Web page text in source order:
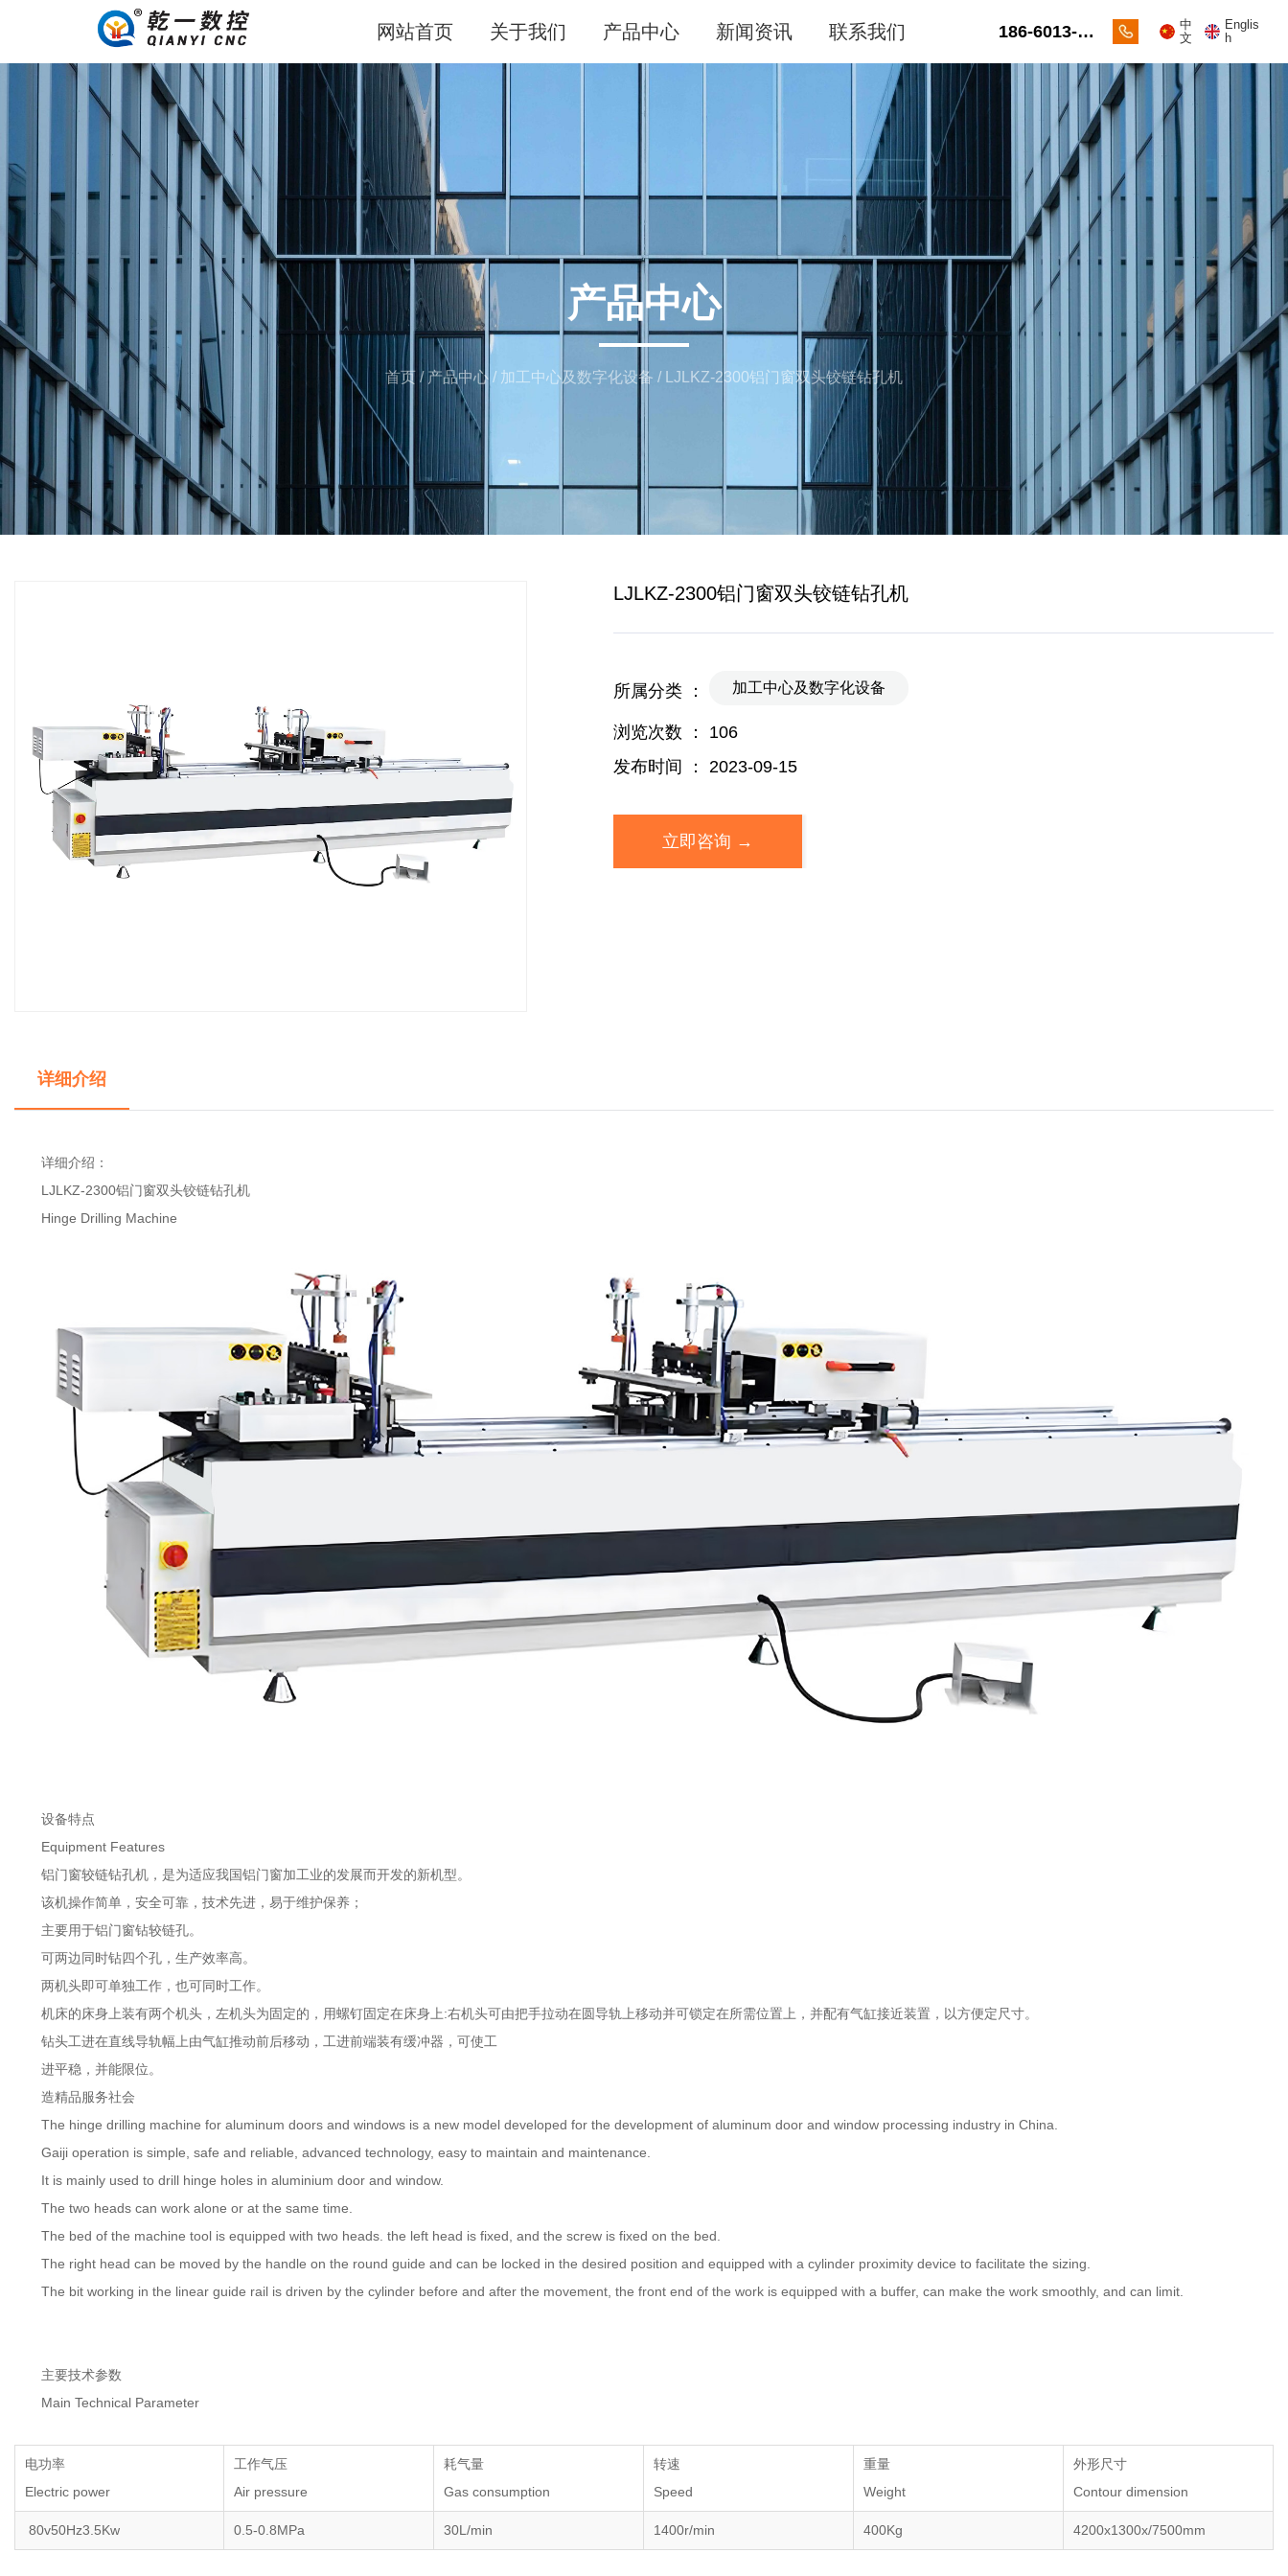
网站首页 关于我们 产品中心 新闻资讯 联系我们
186-6013-
2088
中
文
Englis
h
产品中心
首页 / 产品中心 / 加工中心及数字化设备 / LJLKZ-2300铝门窗双头铰链钻孔机
LJLKZ-2300铝门窗双头铰链钻孔机
所属分类 ： 加工中心及数字化设备
浏览次数 ： 106
发布时间 ： 2023-09-15
立即咨询 →
详细介绍
详细介绍：
LJLKZ-2300铝门窗双头铰链钻孔机
Hinge Drilling Machine
设备特点
Equipment Features
铝门窗较链钻孔机，是为适应我国铝门窗加工业的发展而开发的新机型。
该机操作简单，安全可靠，技术先进，易于维护保养；
主要用于铝门窗钻较链孔。
可两边同时钻四个孔，生产效率高。
两机头即可单独工作，也可同时工作。
机床的床身上装有两个机头，左机头为固定的，用螺钉固定在床身上:右机头可由把手拉动在圆导轨上移动并可锁定在所需位置上，并配有气缸接近装置，以方便定尺寸。
钻头工进在直线导轨幅上由气缸推动前后移动，工进前端装有缓冲器，可使工
进平稳，并能限位。
造精品服务社会
The hinge drilling machine for aluminum doors and windows is a new model developed for the development of aluminum door and window processing industry in China.
Gaiji operation is simple, safe and reliable, advanced technology, easy to maintain and maintenance.
It is mainly used to drill hinge holes in aluminium door and window.
The two heads can work alone or at the same time.
The bed of the machine tool is equipped with two heads. the left head is fixed, and the screw is fixed on the bed.
The right head can be moved by the handle on the round guide and can be locked in the desired position and equipped with a cylinder proximity device to facilitate the sizing.
The bit working in the linear guide rail is driven by the cylinder before and after the movement, the front end of the work is equipped with a buffer, can make the work smoothly, and can limit.
主要技术参数
Main Technical Parameter
电功率
Electric power
工作气压
Air pressure
耗气量
Gas consumption
转速
Speed
重量
Weight
外形尺寸
Contour dimension
80v50Hz3.5Kw 0.5-0.8MPa 30L/min 1400r/min 400Kg 4200x1300x/7500mm